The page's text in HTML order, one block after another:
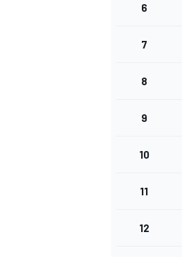
6
7
8
9
10
11
12